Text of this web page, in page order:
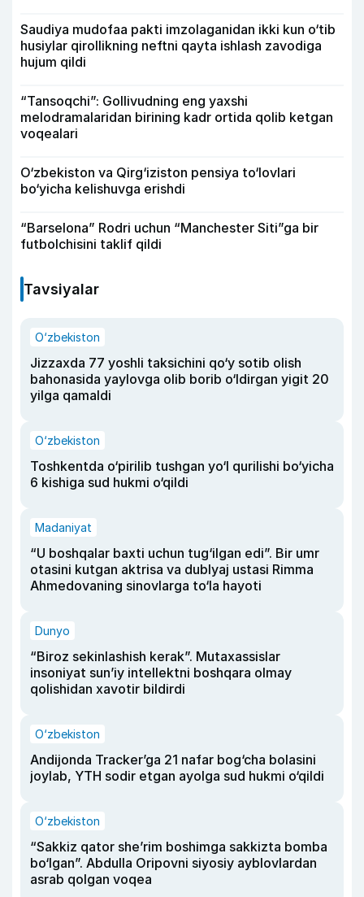
Saudiya mudofaa pakti imzolaganidan ikki kun o‘tib
husiylar qirollikning neftni qayta ishlash zavodiga
hujum qildi
“Tansoqchi”: Gollivudning eng yaxshi
melodramalaridan birining kadr ortida qolib ketgan
voqealari
O‘zbekiston va Qirg‘iziston pensiya to‘lovlari
bo‘yicha kelishuvga erishdi
“Barselona” Rodri uchun “Manchester Siti”ga bir
futbolchisini taklif qildi
Tavsiyalar
O‘zbekiston
Jizzaxda 77 yoshli taksichini qo‘y sotib olish
bahonasida yaylovga olib borib o‘ldirgan yigit 20
yilga qamaldi
O‘zbekiston
Toshkentda o‘pirilib tushgan yo‘l qurilishi bo‘yicha
6 kishiga sud hukmi o‘qildi
Madaniyat
“U boshqalar baxti uchun tug‘ilgan edi”. Bir umr
otasini kutgan aktrisa va dublyaj ustasi Rimma
Ahmedovaning sinovlarga to‘la hayoti
Dunyo
“Biroz sekinlashish kerak”. Mutaxassislar
insoniyat sun’iy intellektni boshqara olmay
qolishidan xavotir bildirdi
O‘zbekiston
Andijonda Tracker’ga 21 nafar bog‘cha bolasini
joylab, YTH sodir etgan ayolga sud hukmi o‘qildi
O‘zbekiston
“Sakkiz qator she’rim boshimga sakkizta bomba
bo‘lgan”. Abdulla Oripovni siyosiy ayblovlardan
asrab qolgan voqea